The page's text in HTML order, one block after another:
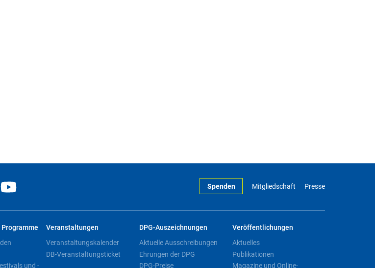
Spenden Mitgliedschaft Presse
und -
Veranstaltungen
Veranstaltungskalender
DB-Veranstaltungsticket
DPG-Auszeichnungen
Aktuelle Ausschreibungen
Ehrungen der DPG
DPG-Preise
Veröffentlichungen
Aktuelles
Publikationen
Magazine und Online-